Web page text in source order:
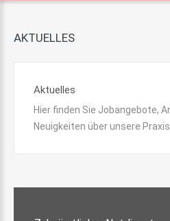
AKTUELLES
Aktuelles
Hier finden Sie Jobangebote,
Neuigkeiten über unsere Praxis.